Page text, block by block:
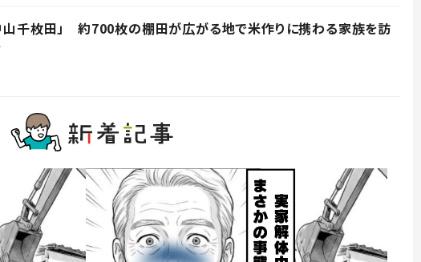
山千枚田」 約700枚の棚田が広がる地で米作りに携わる家族を訪